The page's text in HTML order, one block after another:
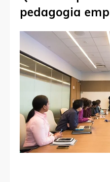
pedagogia